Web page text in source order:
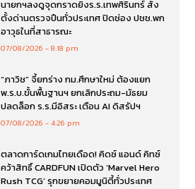
นายกฯลงดูจุดกราดยิงร.ร.เทพศิรินทร์ สั่ง
ตั้งด่านตรวจปืนทั่วประเทศ ปิดช่อง ปชช.พก
อาวุธในที่สาธารณะ
07/08/2026 8:18 pm
“ภาวิช” จี้ยกร่าง กม.ศึกษาใหม่ ต้องแยก
พ.ร.บ.ขั้นพื้นฐานฯ ยกเลิกประถม-มัธยม
ปลดล็อก ร.ร.มีอิสระ เตือน AI ดิสรัปฯ
07/08/2026 4:26 pm
ตลาดการ์ดเกมไทยเดือด! คิดซ์ แอนด์ คิทซ์
คว้าสิทธิ์ CARDFUN เปิดตัว ‘Marvel Hero
Rush TCG’ รุกขยายคอมมูนิตี้ทั่วประเทศ